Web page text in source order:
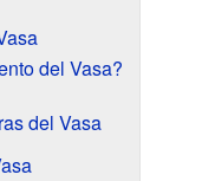
del Vasa?
del Vasa